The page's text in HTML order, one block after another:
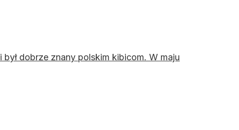
dobrze znany polskim kibicom. W maju